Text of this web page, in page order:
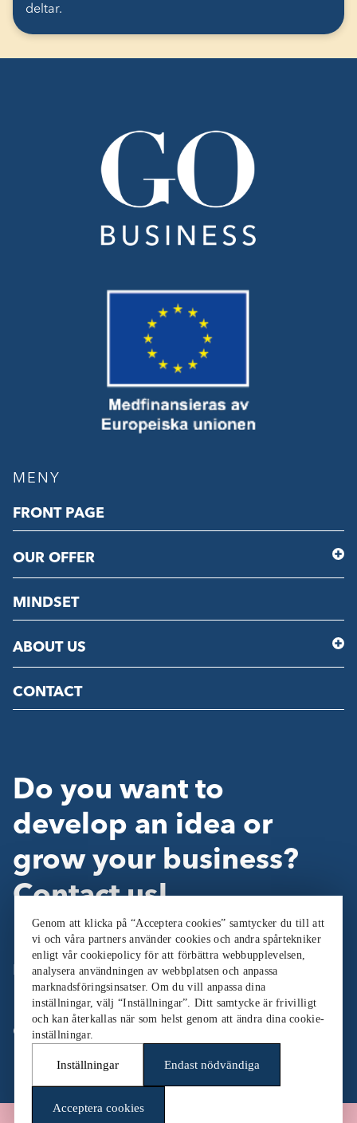
deltar.
MENY
FRONT PAGE
OUR OFFER
MINDSET
ABOUT US
CONTACT
Do you want to
develop an idea or
grow your business?
Contact us!
Follow Us:
Cookieinställningar
Genom att klicka på “Acceptera cookies” samtycker du till att
vi och våra partners använder cookies och andra spårtekniker
enligt vår cookiepolicy för att förbättra webbupplevelsen,
analysera användningen av webbplatsen och anpassa
marknadsföringsinsatser. Om du vill anpassa dina
inställningar, välj “Inställningar”. Ditt samtycke är frivilligt
och kan återkallas när som helst genom att ändra dina cookie-
inställningar.
Inställningar Endast nödvändiga
Acceptera cookies